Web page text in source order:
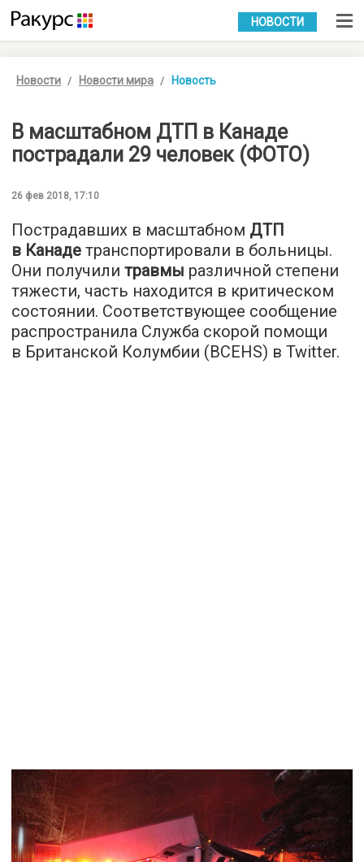
УКР РУС
НОВОСТИ
Новости Новости мира Новость
В масштабном ДТП в Канаде
пострадали 29 человек (ФОТО)
26 фев 2018, 17:10
Пострадавших в масштабном ДТП
в Канаде транспортировали в больницы.
Они получили травмы различной степени
тяжести, часть находится в критическом
состоянии. Соответствующее сообщение
распространила Служба скорой помощи
в Британской Колумбии (BCEHS) в Twitter.